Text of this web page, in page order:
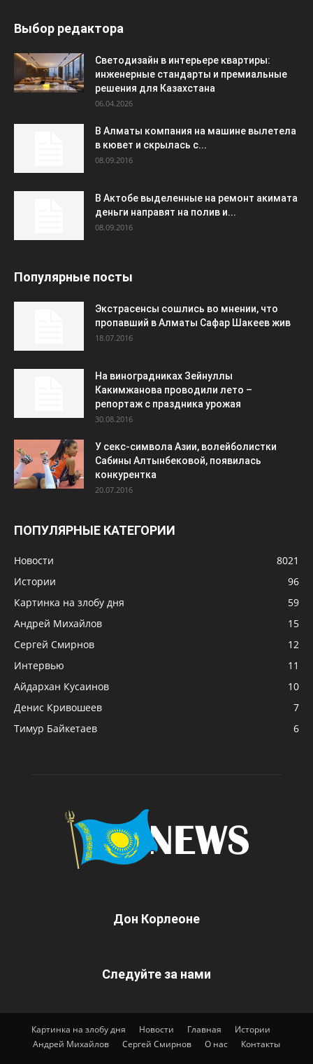
Выбор редактора
Светодизайн в интерьере квартиры:
инженерные стандарты и премиальные
решения для Казахстана
06.04.2026
В Алматы компания на машине вылетела
в кювет и скрылась с...
08.09.2016
В Актобе выделенные на ремонт акимата
деньги направят на полив и...
08.09.2016
Популярные посты
Экстрасенсы сошлись во мнении, что
пропавший в Алматы Сафар Шакеев жив
18.07.2016
На виноградниках Зейнуллы
Какимжанова проводили лето –
репортаж с праздника урожая
30.08.2016
У секс-символа Азии, волейболистки
Сабины Алтынбековой, появилась
конкурентка
20.07.2016
ПОПУЛЯРНЫЕ КАТЕГОРИИ
Новости
8021
Истории
96
Картинка на злобу дня
59
Андрей Михайлов
15
Сергей Смирнов
12
Интервью
11
Айдархан Кусаинов
10
Денис Кривошеев
7
Тимур Байкетаев
6
Дон Корлеоне
Следуйте за нами
Картинка на злобу дня Новости Главная
Истории
Андрей Михайлов
Сергей Смирнов О нас Контакты